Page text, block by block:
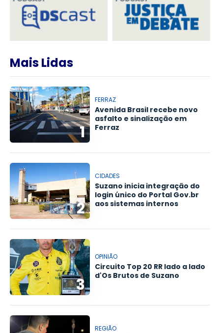
Mais Lidas
1
FERRAZ
Avenida Brasil recebe novo
asfalto e sinalização em
Ferraz
2
CIDADES
Suzano inicia integração do
login único do Portal Gov.br
aos sistemas internos
3
OPINIÃO
Circuito Top 20 RR lado a lado
d'Os Brutos de Suzano
REGIÃO